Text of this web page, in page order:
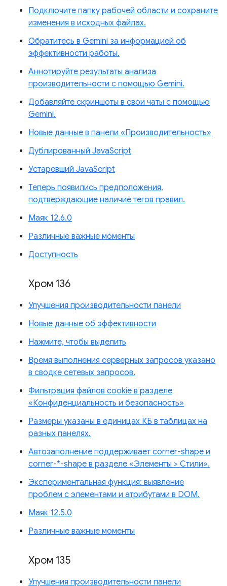
Подключите папку рабочей области и сохраните
изменения в исходных файлах.
Обратитесь в Gemini за информацией об
эффективности работы.
Аннотируйте результаты анализа
производительности с помощью Gemini.
Добавляйте скриншоты в свои чаты с помощью
Gemini.
Новые данные в панели «Производительность»
Дублированный JavaScript
Устаревший JavaScript
Теперь появились предположения,
подтверждающие наличие тегов правил.
Маяк 12.6.0
Различные важные моменты
Доступность
Хром 136
Улучшения производительности панели
Новые данные об эффективности
Нажмите, чтобы выделить
Время выполнения серверных запросов указано
в сводке сетевых запросов.
Фильтрация файлов cookie в разделе
«Конфиденциальность и безопасность»
Размеры указаны в единицах КБ в таблицах на
разных панелях.
Автозаполнение поддерживает corner-shape и
corner-*-shape в разделе «Элементы > Стили».
Экспериментальная функция: выявление
проблем с элементами и атрибутами в DOM.
Маяк 12.5.0
Различные важные моменты
Хром 135
Улучшения производительности панели